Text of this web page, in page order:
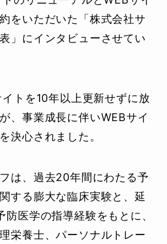
をいただいた「株式会社サ
」にインタビューさせてい
トを10年以上更新せずに放
、事業成長に伴いWEBサイ
決心されました。
は、過去20年間にわたる予
する膨大な臨床実験と、延
医学の指導経験をもとに、
栄養士、パーソナルトレー